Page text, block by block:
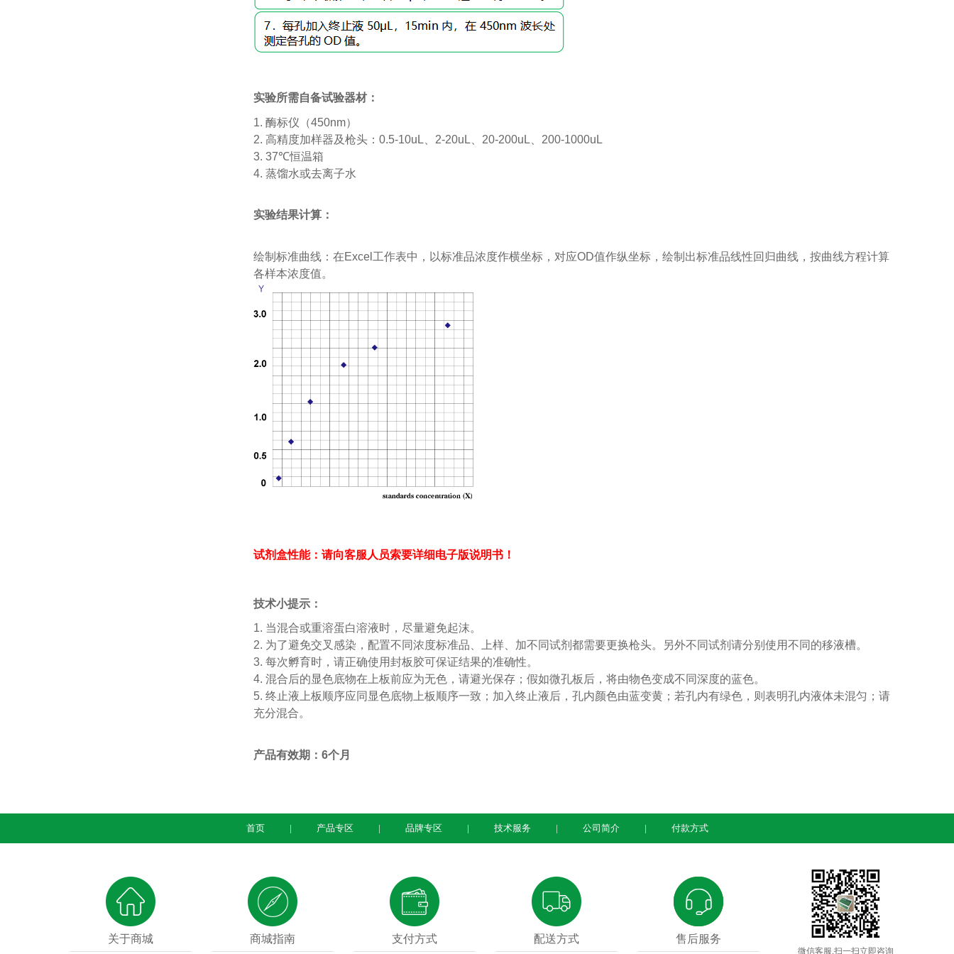
实验所需自备试验器材：
1. 酶标仪（450nm）
2. 高精度加样器及枪头： 0.5-10uL 2-20uL 20-200uL
200-1000uL
3. 37℃恒温箱
4. 蒸馏水或去离子水
实验结果计算：
绘制标准曲线：在Excel 工作表中，以标准品浓度作横坐标，对应OD值作纵坐标，绘制出标准品线性回归曲线，按曲线方程计算
各样本浓度值。
试剂盒性能：请向客服人员索要详细电子版说明书！
技术小提示：
1. 当混合或重溶蛋白溶液时，尽量避免起沫。
2. 为了避免交叉感染，配置不同浓度标准品、上样、加不同试剂都需要更换枪头。另外不同试剂请分别使用不同的移液槽。
3. 每次孵育时，请正确使用封板胶可保证结果的准确性。
4. 混合后的显色底物在上板前应为无色，请避光保存；假如微孔板后，将由物色变成不同深度的蓝色。
5. 终止液上板顺序应同显色底物上板顺序一致；加入终止液后，孔内颜色由蓝变黄；若孔内有绿色，则表明孔内液体未混匀；请
充分混合。
产品有效期： 6个月
首页 产品专区 品牌专区 技术服务 公司简介 付款方式
关于商城 商城指南 支付方式 配送方式 售后服务
微信客服,扫一扫立即咨询